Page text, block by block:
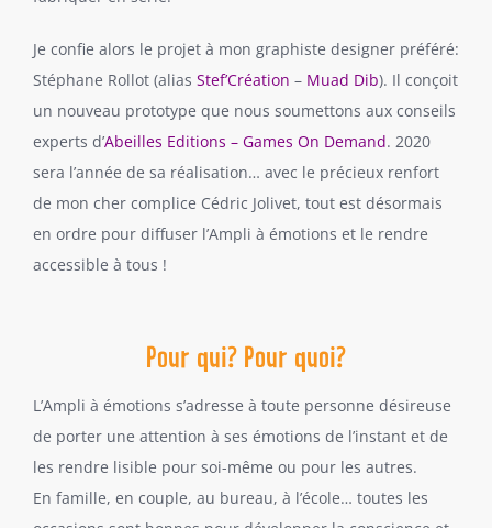
Je confie alors le projet à mon graphiste designer préféré:
Stéphane Rollot (alias Stef’Création – Muad Dib). Il conçoit
un nouveau prototype que nous soumettons aux conseils
experts d’Abeilles Editions – Games On Demand. 2020
sera l’année de sa réalisation… avec le précieux renfort
de mon cher complice Cédric Jolivet, tout est désormais
en ordre pour diffuser l’Ampli à émotions et le rendre
accessible à tous !
Pour qui? Pour quoi?
L’Ampli à émotions s’adresse à toute personne désireuse
de porter une attention à ses émotions de l’instant et de
les rendre lisible pour soi-même ou pour les autres.
En famille, en couple, au bureau, à l’école… toutes les